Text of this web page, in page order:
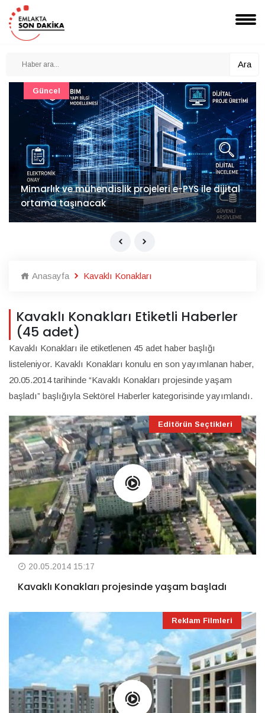
Ara
Mimarlık ve mühendislik projeleri e-PYS ile dijital
ortama taşınacak
Güncel
Anasayfa Kavaklı Konakları
Kavaklı Konakları Etiketli Haberler
(45 adet)
Kavaklı Konakları ile etiketlenen 45 adet haber başlığı
listeleniyor. Kavaklı Konakları konulu en son yayımlanan haber,
20.05.2014 tarihinde “Kavaklı Konakları projesinde yaşam
başladı” başlığıyla Sektörel Haberler kategorisinde yayımlandı.
Editörün Seçtikleri
20.05.2014 15:17
Kavaklı Konakları projesinde yaşam başladı
Reklam Filmleri